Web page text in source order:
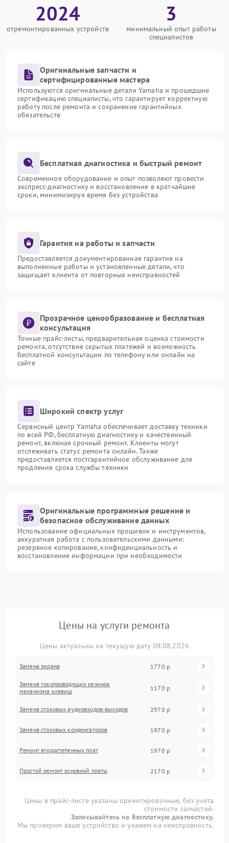
2024
отремонтированных устройств
3
минимальный опыт работы
специалистов
Оригинальные запчасти и
сертифицированные мастера
Используются оригинальные детали Yamaha и прошедшие
сертификацию специалисты, что гарантирует корректную
работу после ремонта и сохранение гарантийных
обязательств
Бесплатная диагностика и быстрый ремонт
Современное оборудование и опыт позволяют провести
экспресс-диагностику и восстановление в кратчайшие
сроки, минимизируя время без устройства
Гарантия на работы и запчасти
Предоставляется документированная гарантия на
выполненные работы и установленные детали, что
защищает клиента от повторных неисправностей
Прозрачное ценообразование и бесплатная
консультация
Точные прайс-листы, предварительная оценка стоимости
ремонта, отсутствие скрытых платежей и возможность
бесплатной консультации по телефону или онлайн на
сайте
Широкий спектр услуг
Сервисный центр Yamaha обеспечивает доставку техники
по всей РФ, бесплатную диагностику и качественный
ремонт, включая срочный ремонт. Клиенты могут
отслеживать статус ремонта онлайн. Также
предоставляется постгарантийное обслуживание для
продления срока службы техники
Оригинальные программные решение и
безопасное обслуживание данных
Использование официальных прошивок и инструментов,
аккуратная работа с пользовательскими данными:
резервное копирование, конфиденциальность и
восстановление информации при необходимости
Цены на услуги ремонта
Цены актуальны на текущую дату 08.08.2026
Замена экрана 1770 р
Замена токопроводящих резинок
механизма клавиш
1170 р
Замена стоковых аудиовходов-выходов 2970 р
Замена стоковых конденсаторов 1970 р
Ремонт второстепенных плат 1970 р
Простой ремонт основной платы 2170 р
Цены в прайс-листе указаны ориентировочные, без учета
стоимости запчастей.
Записывайтесь на бесплатную диагностику.
Мы проверим ваше устройство и укажем на неисправность.